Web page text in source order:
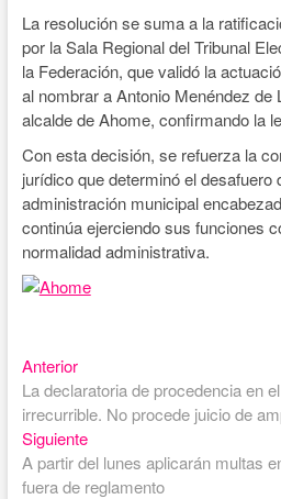
La resolución se suma a la
por la Sala Regional del Tribunal
la Federación, que validó la
al nombrar a Antonio Menéndez de
alcalde de Ahome, confirmando la
Con esta decisión, se refuerza la
jurídico que determinó el desafuero
administración municipal
continúa ejerciendo sus funciones
normalidad administrativa.
Navegación
de
entradas
AnteriorEntrada
anterior:
La declaratoria de procedencia en
irrecurrible. No procede juicio de
SiguienteEntrada
siguiente:
A partir del lunes aplicarán multas
fuera de reglamento